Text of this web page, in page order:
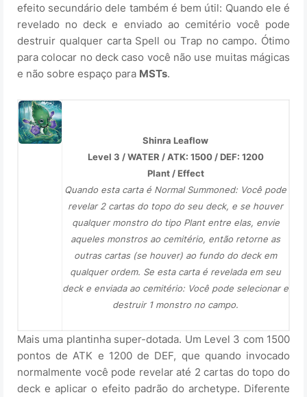
efeito secundário dele também é bem útil: Quando ele é
revelado no deck e enviado ao cemitério você pode
destruir qualquer carta Spell ou Trap no campo. Ótimo
para colocar no deck caso você não use muitas mágicas
e não sobre espaço para MSTs.
Shinra Leaflow
Level 3 / WATER / ATK: 1500 / DEF: 1200
Plant / Effect
Quando esta carta é Normal Summoned: Você pode
revelar 2 cartas do topo do seu deck, e se houver
qualquer monstro do tipo Plant entre elas, envie
aqueles monstros ao cemitério, então retorne as
outras cartas (se houver) ao fundo do deck em
qualquer ordem. Se esta carta é revelada em seu
deck e enviada ao cemitério: Você pode selecionar e
destruir 1 monstro no campo.
Mais uma plantinha super-dotada. Um Level 3 com 1500
pontos de ATK e 1200 de DEF, que quando invocado
normalmente você pode revelar até 2 cartas do topo do
deck e aplicar o efeito padrão do archetype. Diferente